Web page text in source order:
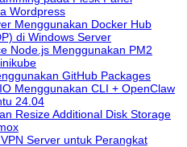
Wordpress
Menggunakan Docker Hub
di Windows Server
Node.js Menggunakan PM2
GitHub Packages
Menggunakan CLI + OpenClaw
24.04
Resize Additional Disk Storage
Server untuk Perangkat